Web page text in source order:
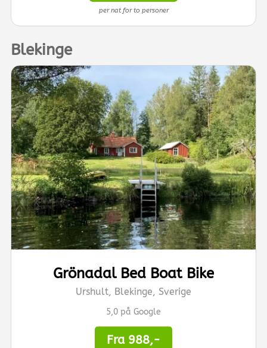
per nat for to personer
Blekinge
Grönadal Bed Boat Bike
Urshult, Blekinge, Sverige
5,0 på Google
Fra 988,-